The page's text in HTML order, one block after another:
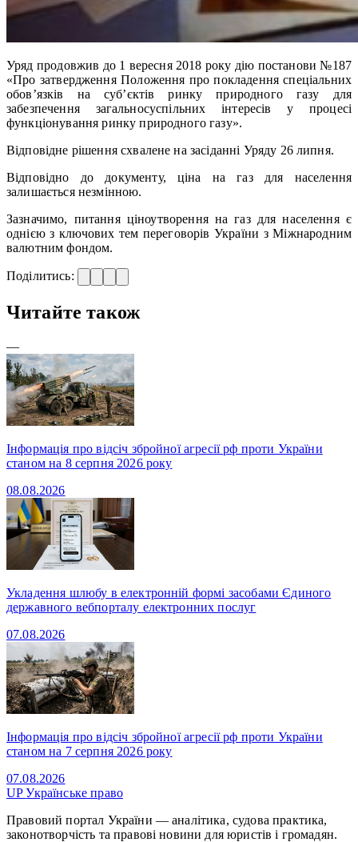
Уряд продовжив до 1 вересня 2018 року дію постанови №187
«Про затвердження Положення про покладення спеціальних
обов’язків на суб’єктів ринку природного газу для
забезпечення загальносуспільних інтересів у процесі
функціонування ринку природного газу».
Відповідне рішення схвалене на засіданні Уряду 26 липня.
Відповідно до документу, ціна на газ для населення
залишається незмінною.
Зазначимо, питання ціноутворення на газ для населення є
однією з ключових тем переговорів України з Міжнародним
валютним фондом.
Поділитись:
Читайте також
—
Інформація про відсіч збройної агресії рф проти України
станом на 8 серпня 2026 року
08.08.2026
Укладення шлюбу в електронній формі засобами Єдиного
державного вебпорталу електронних послуг
07.08.2026
Інформація про відсіч збройної агресії рф проти України
станом на 7 серпня 2026 року
07.08.2026
UPУкраїнське право
Правовий портал України — аналітика, судова практика,
законотворчість та правові новини для юристів і громадян.